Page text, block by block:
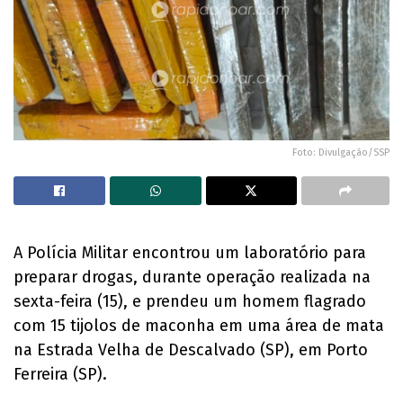
Foto: Divulgação/SSP
A Polícia Militar encontrou um laboratório para
preparar drogas, durante operação realizada na
sexta-feira (15), e prendeu um homem flagrado
com 15 tijolos de maconha em uma área de mata
na Estrada Velha de Descalvado (SP), em Porto
Ferreira (SP).